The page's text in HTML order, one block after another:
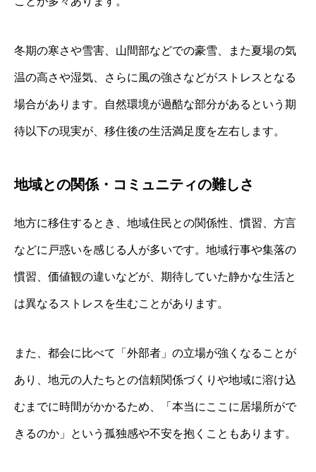
冬期の寒さや雪害、山間部などでの豪雪、また夏場の気
温の高さや湿気、さらに風の強さなどがストレスとなる
場合があります。自然環境が過酷な部分があるという期
待以下の現実が、移住後の生活満足度を左右します。
地域との関係・コミュニティの難しさ
地方に移住するとき、地域住民との関係性、慣習、方言
などに戸惑いを感じる人が多いです。地域行事や集落の
慣習、価値観の違いなどが、期待していた静かな生活と
は異なるストレスを生むことがあります。
また、都会に比べて「外部者」の立場が強くなることが
あり、地元の人たちとの信頼関係づくりや地域に溶け込
むまでに時間がかかるため、「本当にここに居場所がで
きるのか」という孤独感や不安を抱くこともあります。